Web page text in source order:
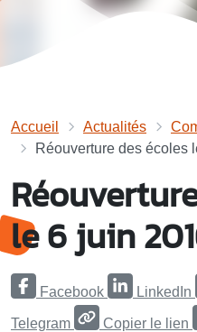
Accueil Actualités
Réouverture des écoles
le 6 juin
Facebook LinkedIn
Telegram Copier le lien